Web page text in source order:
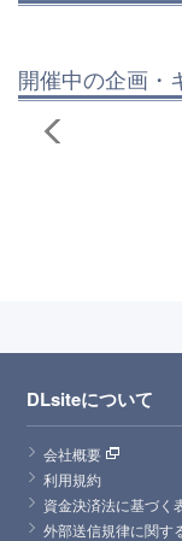
開催中の企画・
DLsiteについて
会社概要
利用規約
資金決済法に基づく
外部送信規律に関す